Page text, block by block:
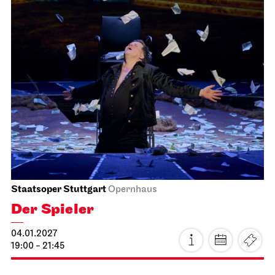
JOiNNord
Home Vibes - Gestalten im JOiN-
Haus!
15.01.2027